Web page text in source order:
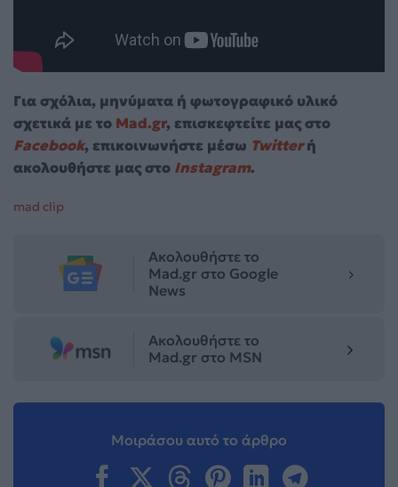
Για σχόλια, μηνύματα ή φωτογραφικό υλικό
σχετικά με το Mad.gr, επισκεφτείτε μας στο
Facebook, επικοινωνήστε μέσω Twitterή
ακολουθήστε μας στο Instagram.
mad clip
Ακολουθήστε το
Mad.gr στο Google
News
Ακολουθήστε το
Mad.gr στο MSN
Μοιράσου αυτό το άρθρο